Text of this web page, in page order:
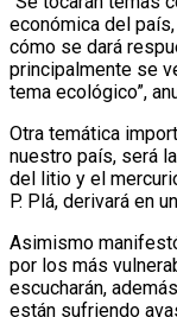
económica del
cómo se dará
principalmente se
tema ecológico”,
Otra temática
nuestro país, será
del litio y el
P. Plá, derivará en
Asimismo
por los más
escucharán,
están sufriendo